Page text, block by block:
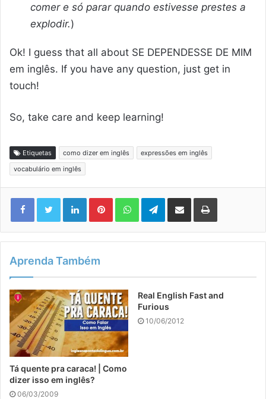
comer e só parar quando estivesse prestes a
explodir.)
Ok! I guess that all about SE DEPENDESSE DE MIM
em inglês. If you have any question, just get in
touch!
So, take care and keep learning!
Etiquetas como dizer em inglês
expressões em inglês
vocabulário em inglês
LinkedinPinterestWhatsAppTelegram
Compartilhar via e-mail Imprimir
Aprenda Também
Tá quente pra caraca! | Como
dizer isso em inglês?
06/03/2009
Real English Fast and
Furious
10/06/2012